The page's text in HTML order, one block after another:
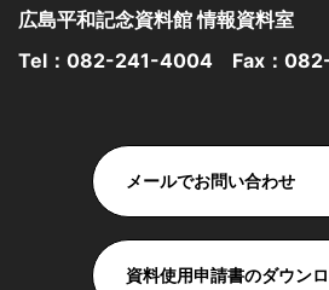
広島平和記念資料館 情報資料室
Tel： 082-241-4004 Fax：
メールでお問い合わせ
資料使用申請書のダウン